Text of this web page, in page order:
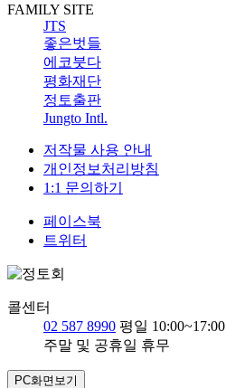
FAMILY SITE
JTS
좋은벗들
에코붓다
평화재단
정토출판
Jungto Intl.
저작물 사용 안내
개인정보처리방침
1:1 문의하기
페이스북
트위터
콜센터
02 587 8990 평일 10:00~17:00
주말 및 공휴일 휴무
PC화면보기